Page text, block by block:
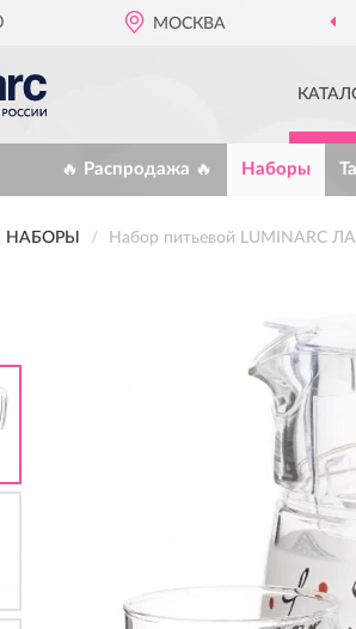
МОСКВА
🔥 Распродажа 🔥 Наборы
НАБОРЫ Набор питьевой LUMINARC